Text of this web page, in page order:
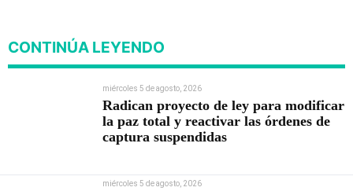
CONTINÚA LEYENDO
miércoles 5 de agosto, 2026
Radican proyecto de ley para modificar
la paz total y reactivar las órdenes de
captura suspendidas
miércoles 5 de agosto, 2026